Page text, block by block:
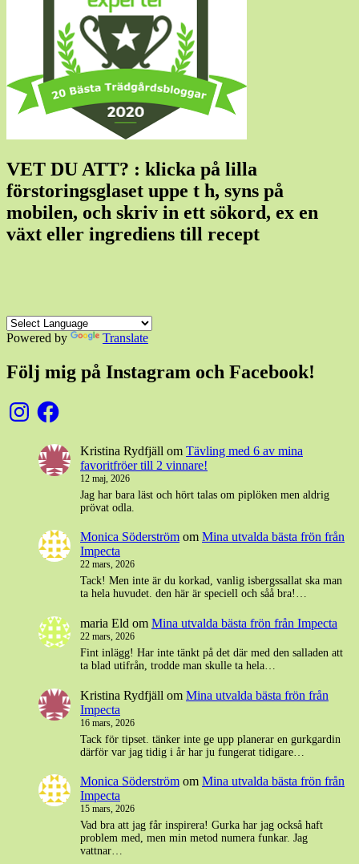
VET DU ATT? : klicka på lilla
förstoringsglaset uppe t h, syns på
mobilen, och skriv in ett sökord, ex en
växt eller ingrediens till recept
Powered by Translate
Följ mig på Instagram och Facebook!
InstagramFacebook
Kristina Rydfjäll om Tävling med 6 av mina
favoritfröer till 2 vinnare!
12 maj, 2026
Jag har bara läst och hört talas om piplöken men aldrig
prövat odla.
Monica Söderström om Mina utvalda bästa frön från
Impecta
22 mars, 2026
Tack! Men inte är du korkad, vanlig isbergssallat ska man
ta hela huvudet. den här är speciell och såå bra!…
maria Eld om Mina utvalda bästa frön från Impecta
22 mars, 2026
Fint inlägg! Har inte tänkt på det där med den salladen att
ta blad utifrån, trodde man skulle ta hela…
Kristina Rydfjäll om Mina utvalda bästa frön från
Impecta
16 mars, 2026
Tack för tipset. tänker inte ge upp planerar en gurkgardin
därför var jag tidig i år har ju fungerat tidigare…
Monica Söderström om Mina utvalda bästa frön från
Impecta
15 mars, 2026
Vad bra att jag får inspirera! Gurka har jag också haft
problem med, men min metod numera funkar. Jag
vattnar…